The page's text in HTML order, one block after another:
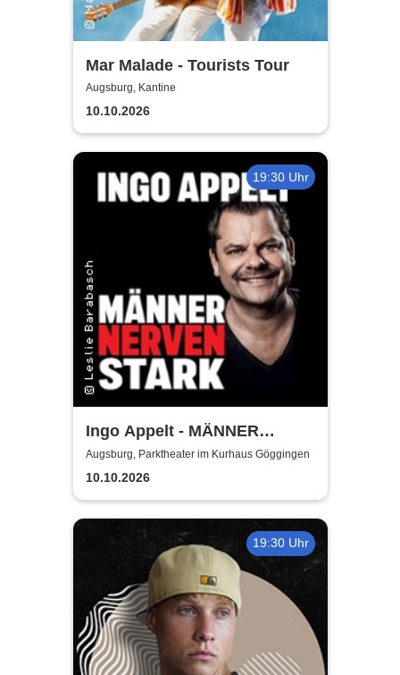
Mar Malade - Tourists Tour
Augsburg, Kantine
10.10.2026
19:30 Uhr
Ingo Appelt - MÄNNER
NERVEN STARK
Augsburg, Parktheater im Kurhaus Göggingen
10.10.2026
19:30 Uhr